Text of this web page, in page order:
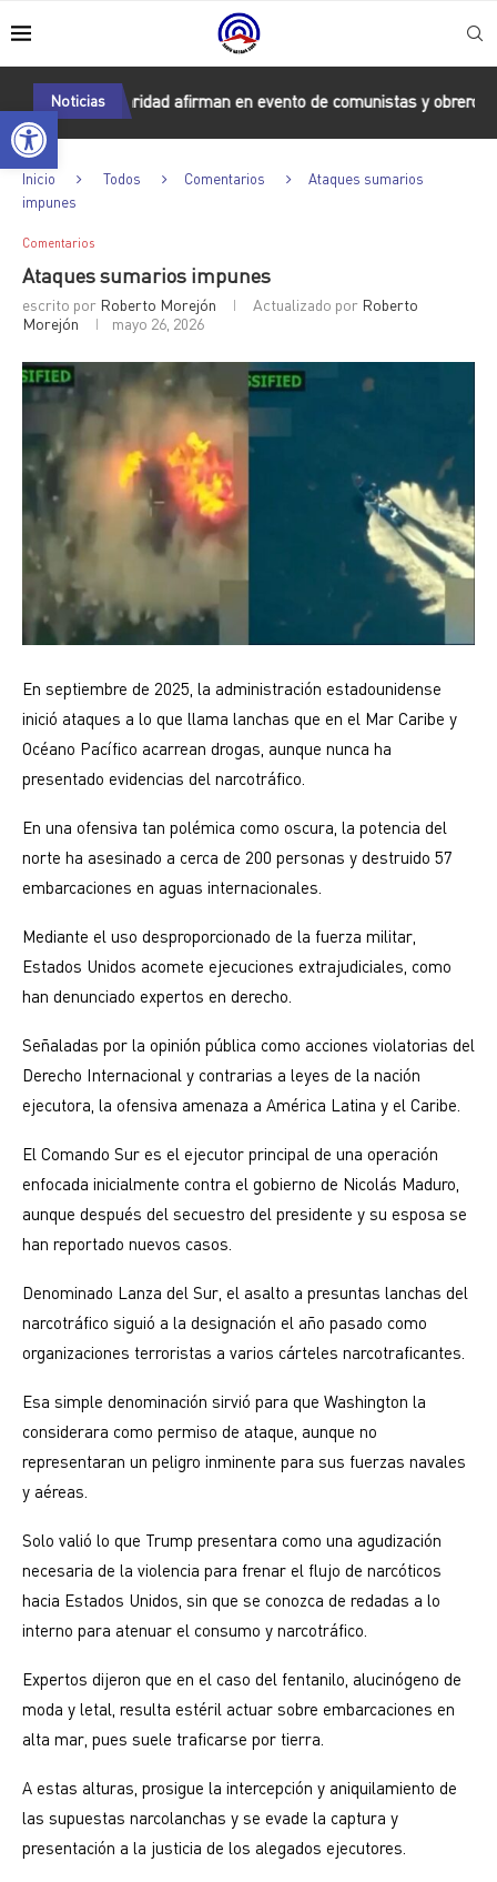
Abrir barra de herramientas
Noticias
la solidaridad afirman en evento de comunistas y obreros
Inicio Todos Comentarios
Ataques sumarios
impunes
Comentarios
Ataques sumarios impunes
escrito por Roberto Morejón Actualizado por Roberto
Morejón
mayo 26, 2026
En septiembre de 2025, la administración estadounidense
inició ataques a lo que llama lanchas que en el Mar Caribe y
Océano Pacífico acarrean drogas, aunque nunca ha
presentado evidencias del narcotráfico.
En una ofensiva tan polémica como oscura, la potencia del
norte ha asesinado a cerca de 200 personas y destruido 57
embarcaciones en aguas internacionales.
Mediante el uso desproporcionado de la fuerza militar,
Estados Unidos acomete ejecuciones extrajudiciales, como
han denunciado expertos en derecho.
Señaladas por la opinión pública como acciones violatorias del
Derecho Internacional y contrarias a leyes de la nación
ejecutora, la ofensiva amenaza a América Latina y el Caribe.
El Comando Sur es el ejecutor principal de una operación
enfocada inicialmente contra el gobierno de Nicolás Maduro,
aunque después del secuestro del presidente y su esposa se
han reportado nuevos casos.
Denominado Lanza del Sur, el asalto a presuntas lanchas del
narcotráfico siguió a la designación el año pasado como
organizaciones terroristas a varios cárteles narcotraficantes.
Esa simple denominación sirvió para que Washington la
considerara como permiso de ataque, aunque no
representaran un peligro inminente para sus fuerzas navales
y aéreas.
Solo valió lo que Trump presentara como una agudización
necesaria de la violencia para frenar el flujo de narcóticos
hacia Estados Unidos, sin que se conozca de redadas a lo
interno para atenuar el consumo y narcotráfico.
Expertos dijeron que en el caso del fentanilo, alucinógeno de
moda y letal, resulta estéril actuar sobre embarcaciones en
alta mar, pues suele traficarse por tierra.
A estas alturas, prosigue la intercepción y aniquilamiento de
las supuestas narcolanchas y se evade la captura y
presentación a la justicia de los alegados ejecutores.